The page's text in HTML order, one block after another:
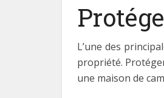
L’une des
propriété.
une maison de